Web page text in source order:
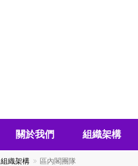
關於我們 組織架構
組織架構 區內閣團隊